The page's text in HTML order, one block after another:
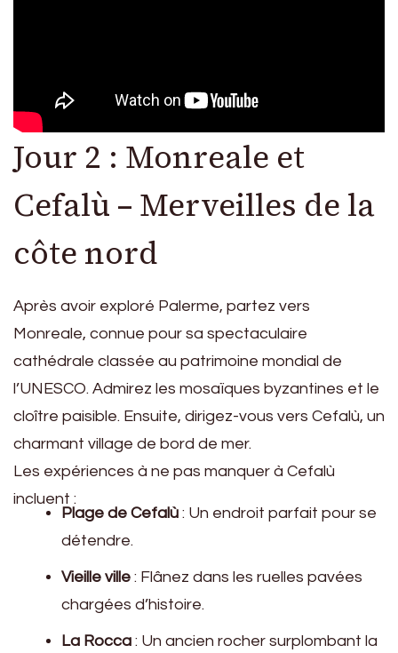
Jour 2 : Monreale et
Cefalù – Merveilles de la
côte nord
Après avoir exploré Palerme, partez vers
Monreale, connue pour sa spectaculaire
cathédrale classée au patrimoine mondial de
l’UNESCO. Admirez les mosaïques byzantines et le
cloître paisible. Ensuite, dirigez-vous vers Cefalù, un
charmant village de bord de mer.
Les expériences à ne pas manquer à Cefalù
incluent :
Plage de Cefalù : Un endroit parfait pour se
détendre.
Vieille ville : Flânez dans les ruelles pavées
chargées d’histoire.
La Rocca : Un ancien rocher surplombant la